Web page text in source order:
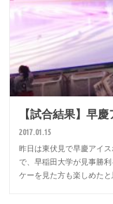
【試合結果】早
2017.01.15
昨日は東伏見で早慶アイ
で、早稲田大学が見事勝
ケーを見た方も楽しめた